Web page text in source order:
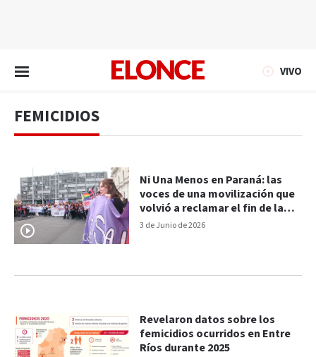
VIVO
FEMICIDIOS
3 de Junio de 2026
Ni Una Menos en Paraná: las
voces de una movilización que
volvió a reclamar el fin de la
violencia de género
Revelaron datos sobre los
femicidios ocurridos en Entre
Ríos durante 2025